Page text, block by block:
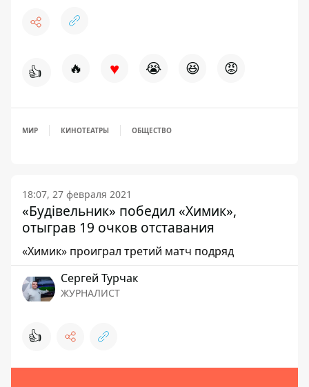
👍 🔥 ♥ 😭 😆 😡
МИР КИНОТЕАТРЫ ОБЩЕСТВО
18:07, 27 февраля 2021
«Будівельник» победил «Химик»,
отыграв 19 очков отставания
«Химик» проиграл третий матч подряд
Сергей Турчак
ЖУРНАЛИСТ
👍